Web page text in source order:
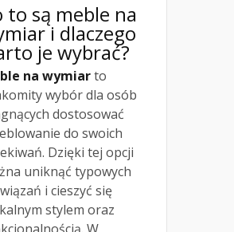
to są meble na
i dlaczego
je wybrać?
na wymiarto
wybór dla osób
dostosować
do swoich
Dzięki tej opcji
uniknąć typowych
i cieszyć się
stylem oraz